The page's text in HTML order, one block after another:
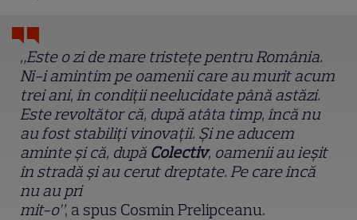
„Este o zi de mare tristețe pentru România.
Ni-i amintim pe oamenii care au murit acum
trei ani, în condiții neelucidate până astăzi.
Este revoltător că, după atâta timp, încă nu
au fost stabiliți vinovații. Și ne aducem
aminte și că, după Colectiv, oamenii au ieșit
în stradă și au cerut dreptate. Pe care încă
nu au pri
mit-o”, a spus Cosmin Prelipceanu.